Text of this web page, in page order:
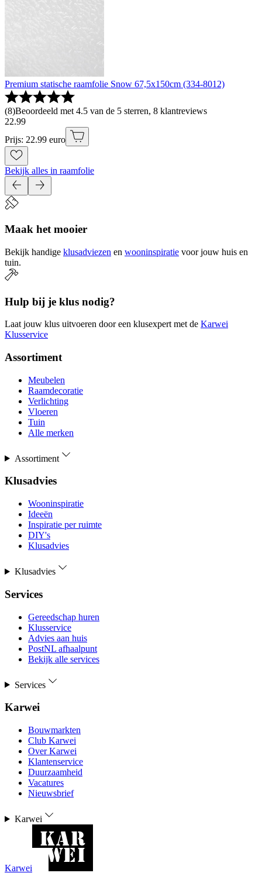
Premium statische raamfolie Snow 67,5x150cm (334-8012)
(8)Beoordeeld met 4.5 van de 5 sterren, 8 klantreviews
22.99
Prijs: 22.99 euro
Bekijk alles in raamfolie
Maak het mooier
Bekijk handige klusadviezen en wooninspiratie voor jouw huis en
tuin.
Hulp bij je klus nodig?
Laat jouw klus uitvoeren door een klusexpert met de Karwei
Klusservice
Assortiment
Meubelen
Raamdecoratie
Verlichting
Vloeren
Tuin
Alle merken
Assortiment
Klusadvies
Wooninspiratie
Ideeën
Inspiratie per ruimte
DIY's
Klusadvies
Klusadvies
Services
Gereedschap huren
Klusservice
Advies aan huis
PostNL afhaalpunt
Bekijk alle services
Services
Karwei
Bouwmarkten
Club Karwei
Over Karwei
Klantenservice
Duurzaamheid
Vacatures
Nieuwsbrief
Karwei
Karwei